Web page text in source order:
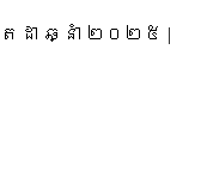
ដា ឆ្នាំ ២០២៥ |